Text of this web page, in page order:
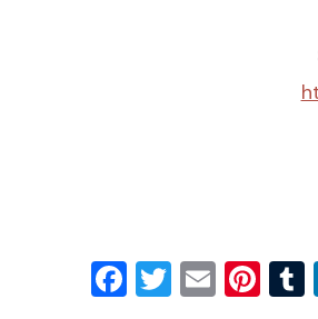
Facebook
Twitter
Email